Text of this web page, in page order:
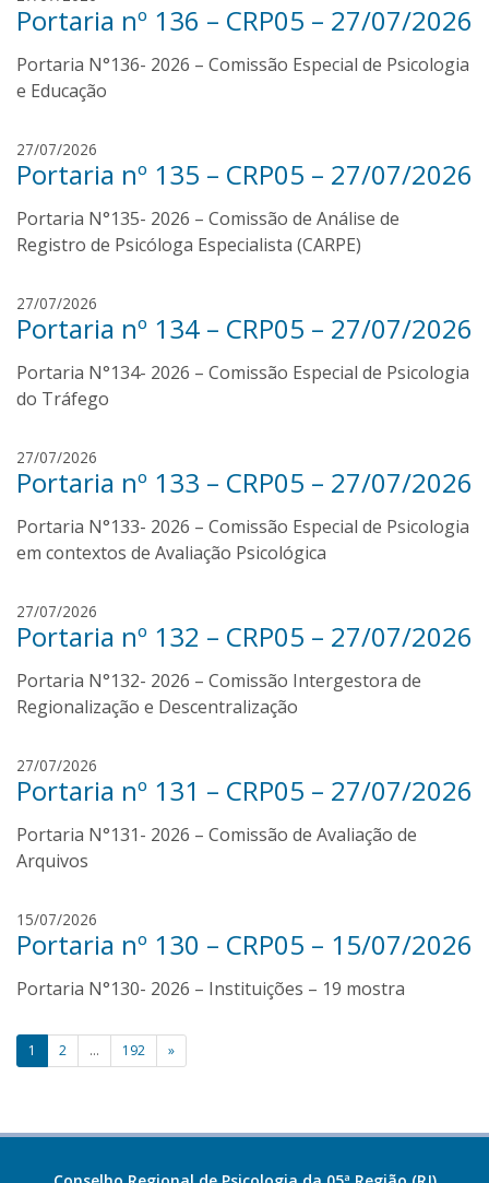
l
v
a
e
a
n
l
v
a
Portaria nº 136 – CRP05 – 27/07/2026
Portaria N°136- 2026 – Comissão Especial de Psicologia
e Educação
27/07/2026
e
a
n
l
v
a
Portaria nº 135 – CRP05 – 27/07/2026
Portaria N°135- 2026 – Comissão de Análise de
Registro de Psicóloga Especialista (CARPE)
27/07/2026
e
a
n
l
v
a
Portaria nº 134 – CRP05 – 27/07/2026
Portaria N°134- 2026 – Comissão Especial de Psicologia
do Tráfego
27/07/2026
e
a
n
l
v
a
Portaria nº 133 – CRP05 – 27/07/2026
Portaria N°133- 2026 – Comissão Especial de Psicologia
em contextos de Avaliação Psicológica
27/07/2026
e
a
n
l
v
a
Portaria nº 132 – CRP05 – 27/07/2026
Portaria N°132- 2026 – Comissão Intergestora de
Regionalização e Descentralização
27/07/2026
e
a
l
v
a
Portaria nº 131 – CRP05 – 27/07/2026
Portaria N°131- 2026 – Comissão de Avaliação de
Arquivos
15/07/2026
e
a
s
i
a
Portaria nº 130 – CRP05 – 15/07/2026
Portaria N°130- 2026 – Instituições – 19 mostra
Paginação
posts
1 2 … 192 »